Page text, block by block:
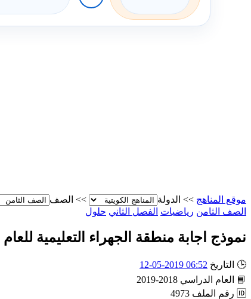
موقع المناهج >> الدولة >> الصف
الصف الثامن رياضيات الفصل الثاني حلول
نموذج اجابة منطقة الجهراء التعليمية للعام
🕒 التاريخ 06:52 2019-05-12
📘
العام الدراسي 2018-2019
🆔 رقم الملف 4973